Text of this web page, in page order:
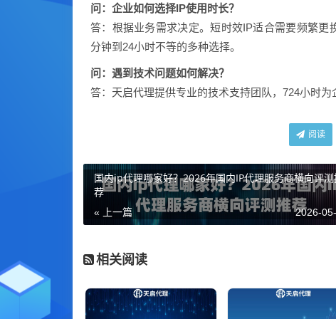
问：企业如何选择IP使用时长？
答：根据业务需求决定。短时效IP适合需要频繁
分钟到24小时不等的多种选择。
问：遇到技术问题如何解决？
答：天启代理提供专业的技术支持团队，724小时
阅读
国内ip代理哪家好？2026年国内IP代理服务商横向评测
荐
« 上一篇 2026-
相关阅读